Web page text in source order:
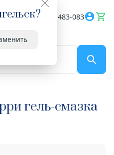
? 8182 483-083
гель-смазка